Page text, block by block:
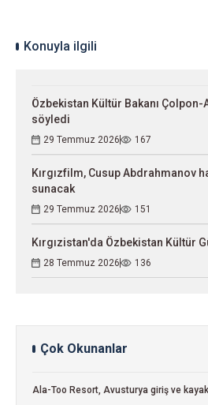
Konuyla ilgili
Özbekistan Kültür Bakanı Çolpon-
söyledi
29 Temmuz 2026 167
Kırgızfilm, Cusup Abdrahmanov
sunacak
29 Temmuz 2026 151
Kırgızistan'da Özbekistan Kültür
28 Temmuz 2026 136
Çok Okunanlar
Ala-Too Resort, Avusturya giriş ve